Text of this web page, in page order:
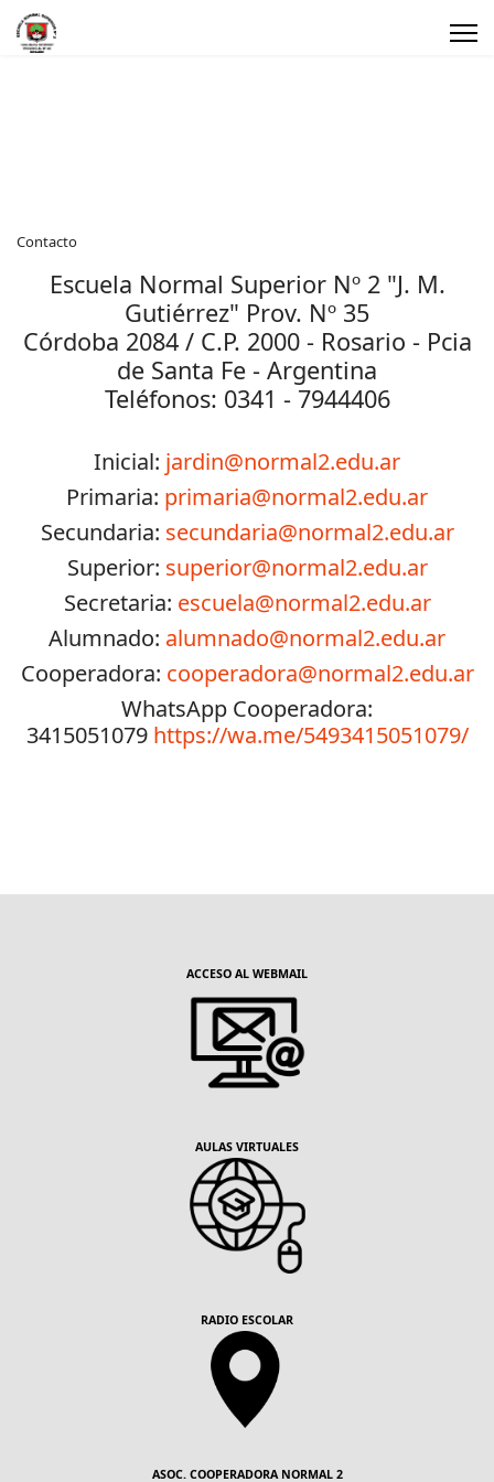
Contacto
Escuela Normal Superior Nº 2 "J. M.
Gutiérrez" Prov. Nº 35
Córdoba 2084 / C.P. 2000 - Rosario - Pcia
de Santa Fe - Argentina
Teléfonos: 0341 - 7944406
Inicial: jardin@normal2.edu.ar
Primaria: primaria@normal2.edu.ar
Secundaria: secundaria@normal2.edu.ar
Superior: superior@normal2.edu.ar
Secretaria: escuela@normal2.edu.ar
Alumnado: alumnado@normal2.edu.ar
Cooperadora: cooperadora@normal2.edu.ar
WhatsApp Cooperadora:
3415051079 https://wa.me/5493415051079/
ACCESO AL WEBMAIL
AULAS VIRTUALES
RADIO ESCOLAR
ASOC. COOPERADORA NORMAL 2